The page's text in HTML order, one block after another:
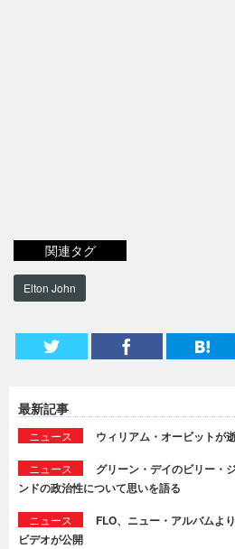
関連タグ
Elton John
最新記事
ニュース ウィリアム・オービットが
ニュース
グリーン・デイのビリー・
ンドの政治性について思いを語る
ニュース
FLO、ニュー・アルバムよ
ビデオが公開